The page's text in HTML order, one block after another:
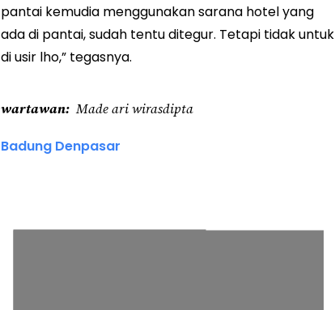
pantai kemudia menggunakan sarana hotel yang
ada di pantai, sudah tentu ditegur. Tetapi tidak untuk
di usir lho,” tegasnya.
wartawan Made ari wirasdipta
Badung Denpasar